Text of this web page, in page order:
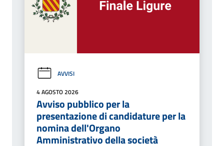
AVVISI
4 AGOSTO 2026
Avviso pubblico per la
presentazione di candidature per la
nomina dell'Organo
Amministrativo della società